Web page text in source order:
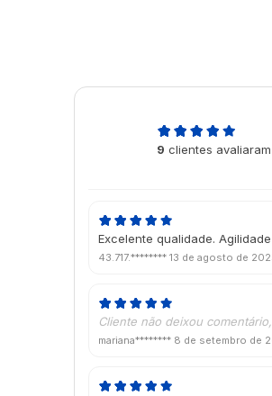
9 clientes
Excelente qualidade.
43.717.******** 13 de agosto de
Cliente não deixou
mariana******** 8 de setembro de